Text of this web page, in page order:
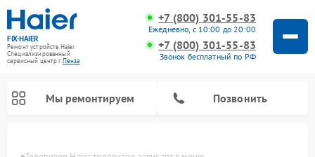
FIX-HAIER
Ремонт устройств Haier
Специализированный
cервисный центр г.Пенза
+7 (800) 301-55-83
Ежедневно, с 10:00 до 20:00
+7 (800) 301-55-83
Звонок бесплатный по РФ
Мы ремонтируем Позвонить